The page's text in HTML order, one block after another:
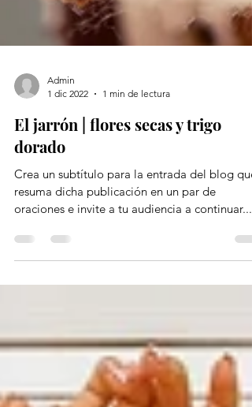
Admin
1 dic 2022
El jarrón | flores secas y trigo
dorado
resuma dicha publicación en un par de
oraciones e invite a tu audiencia a continuar...